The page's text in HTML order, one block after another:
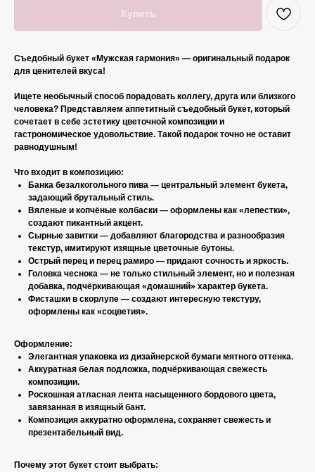
Купить
Съедобный букет «Мужская гармония» — оригинальный подарок
для ценителей вкуса!
Ищете необычный способ порадовать коллегу, друга или близкого
человека? Представляем аппетитный съедобный букет, который
сочетает в себе эстетику цветочной композиции и
гастрономическое удовольствие. Такой подарок точно не оставит
равнодушным!
Что входит в композицию:
Банка безалкогольного пива — центральный элемент букета,
задающий брутальный стиль.
Вяленые и копчёные колбаски — оформлены как «лепестки»,
создают пикантный акцент.
Сырные завитки — добавляют благородства и разнообразия
текстур, имитируют изящные цветочные бутоны.
Острый перец и перец рамиро — придают сочность и яркость.
Головка чеснока — не только стильный элемент, но и полезная
добавка, подчёркивающая «домашний» характер букета.
Фисташки в скорлупе — создают интересную текстуру,
оформлены как «соцветия».
Оформление:
Элегантная упаковка из дизайнерской бумаги мятного оттенка.
Аккуратная белая подложка, подчёркивающая свежесть
композиции.
Роскошная атласная лента насыщенного бордового цвета,
завязанная в изящный бант.
Композиция аккуратно оформлена, сохраняет свежесть и
презентабельный вид.
Почему этот букет стоит выбрать: